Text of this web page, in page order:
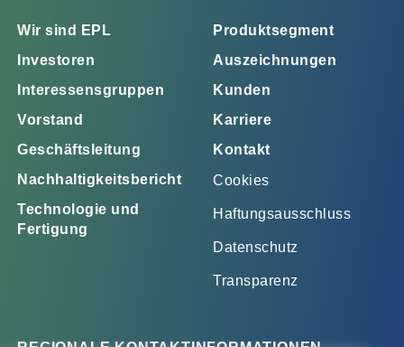
Wir sind EPL
Investoren
Interessensgruppen
Vorstand
Geschäftsleitung
Nachhaltigkeitsbericht
Technologie und
Fertigung
Produktsegment
Auszeichnungen
Kunden
Karriere
Kontakt
Cookies
Haftungsausschluss
Datenschutz
Transparenz